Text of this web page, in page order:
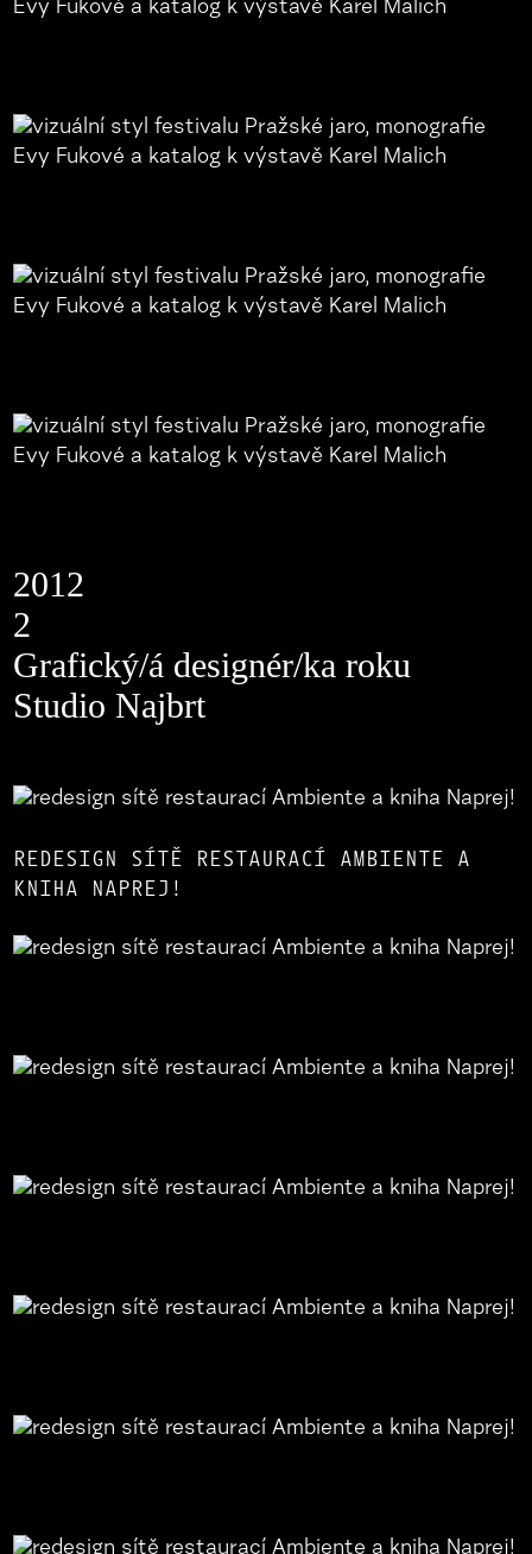
2012
2
Grafický/á designér/ka roku
Studio Najbrt
REDESIGN SÍTĚ RESTAURACÍ AMBIENTE A
KNIHA NAPREJ!